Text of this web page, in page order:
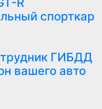
спорткар
ГИБДД
вашего авто